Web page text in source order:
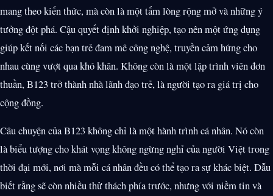
mang theo kiến thức, mà còn là một tấm lòng rộng mở và những ý
tưởng đột phá. Cậu quyết định khởi nghiệp, tạo nên một ứng dụng
giúp kết nối các bạn trẻ đam mê công nghệ, truyền cảm hứng cho
nhau cùng vượt qua khó khăn. Không còn là một lập trình viên đơn
thuần, B123 trở thành nhà lãnh đạo trẻ, là người tạo ra giá trị cho
cộng đồng.
Câu chuyện của B123 không chỉ là một hành trình cá nhân. Nó còn
là biểu tượng cho khát vọng không ngừng nghỉ của người Việt trong
thời đại mới, nơi mà mỗi cá nhân đều có thể tạo ra sự khác biệt. Dẫu
biết rằng sẽ còn nhiều thử thách phía trước, nhưng với niềm tin và